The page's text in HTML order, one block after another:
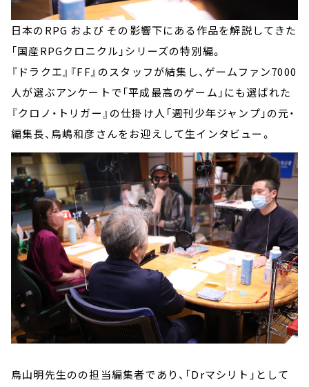
日本のRPG および その影響下にある作品を解説してきた
「国産RPGクロニクル」シリーズの特別編。
『ドラクエ』『FF』のスタッフが結集し、ゲームファン7000
人が選ぶアンケートで「平成最高のゲーム」にも選ばれた
『クロノ・トリガー』の仕掛け人「週刊少年ジャンプ」の元・
編集長、鳥嶋和彦さんをお迎えして生インタビュー。
鳥山明先生のの担当編集者であり、「Drマシリト」として